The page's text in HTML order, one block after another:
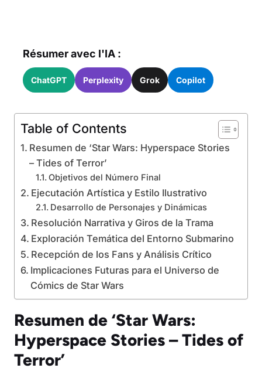
Résumer avec l'IA :
ChatGPT Perplexity Grok Copilot
Table of Contents
Resumen de ‘Star Wars: Hyperspace Stories
– Tides of Terror’
Objetivos del Número Final
Ejecutación Artística y Estilo Ilustrativo
Desarrollo de Personajes y Dinámicas
Resolución Narrativa y Giros de la Trama
Exploración Temática del Entorno Submarino
Recepción de los Fans y Análisis Crítico
Implicaciones Futuras para el Universo de
Cómics de Star Wars
Resumen de ‘Star Wars:
Hyperspace Stories – Tides of
Terror’